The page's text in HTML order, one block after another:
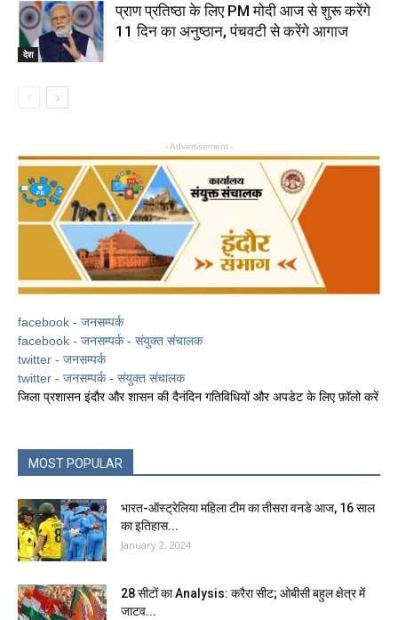
देश
प्राण प्रतिष्ठा के लिए PM मोदी आज से शुरू करेंगे
11 दिन का अनुष्ठान, पंचवटी से करेंगे आगाज
- Advertisement -
facebook - जनसम्पर्क
facebook - जनसम्पर्क - संयुक्त संचालक
twitter - जनसम्पर्क
twitter - जनसम्पर्क - संयुक्त संचालक
जिला प्रशासन इंदौर और शासन की दैनंदिन गतिविधियों और अपडेट के लिए फ़ॉलो करें
MOST POPULAR
भारत-ऑस्ट्रेलिया महिला टीम का तीसरा वनडे आज, 16 साल
का इतिहास...
January 2, 2024
28 सीटों का Analysis: करैरा सीट; ओबीसी बहुल क्षेत्र में
जाटव...